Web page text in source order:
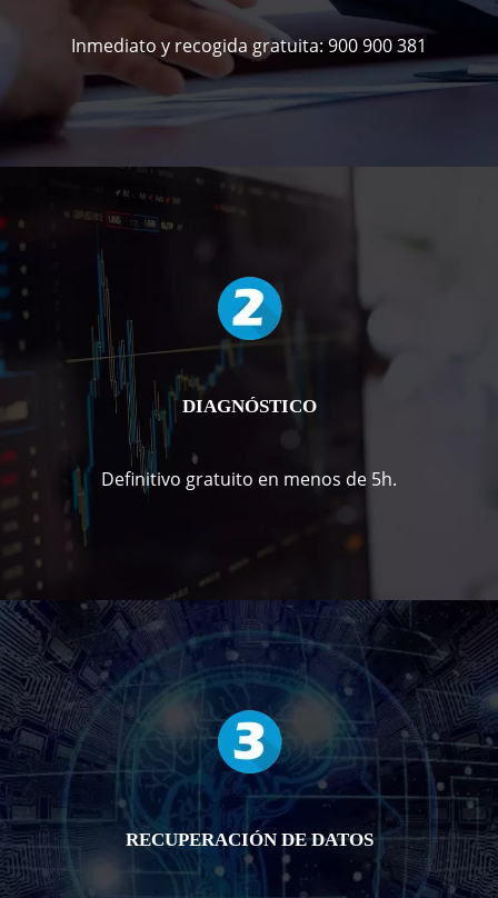
Inmediato y recogida gratuita: 900 900 381
DIAGNÓSTICO
Definitivo gratuito en menos de 5h.
RECUPERACIÓN DE DATOS